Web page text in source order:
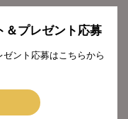
＆プレゼント応募
ゼント応募はこちらから